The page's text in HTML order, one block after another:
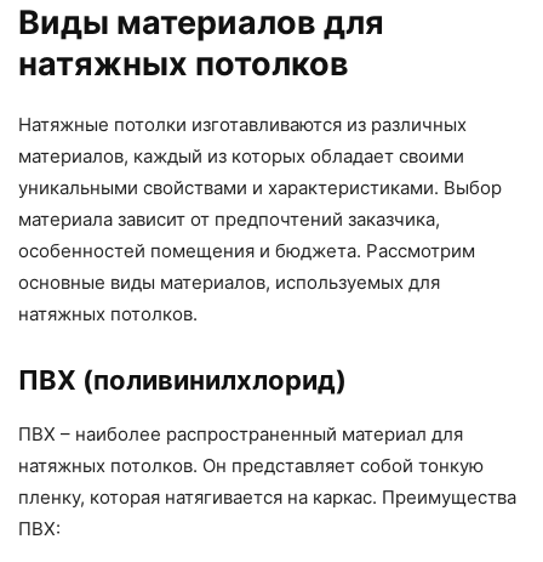
Виды материалов для
натяжных потолков
Натяжные потолки изготавливаются из различных
материалов, каждый из которых обладает своими
уникальными свойствами и характеристиками. Выбор
материала зависит от предпочтений заказчика,
особенностей помещения и бюджета. Рассмотрим
основные виды материалов, используемых для
натяжных потолков.
ПВХ (поливинилхлорид)
ПВХ – наиболее распространенный материал для
натяжных потолков. Он представляет собой тонкую
пленку, которая натягивается на каркас. Преимущества
ПВХ: